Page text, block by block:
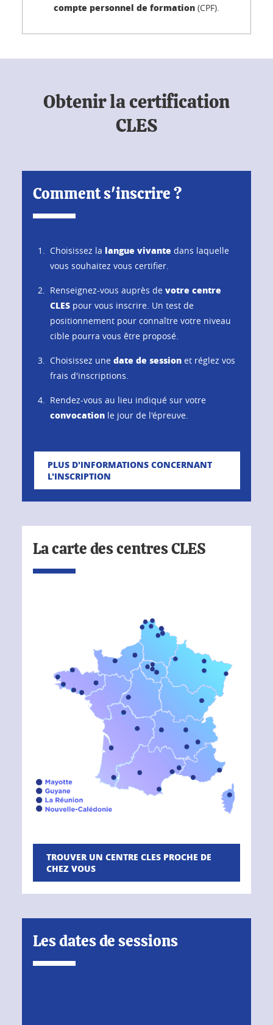
compte personnel de formation (CPF).
Obtenir la certification
CLES
Comment s'inscrire ?
Choisissez la langue vivante dans laquelle
vous souhaitez vous certifier.
Renseignez-vous auprès de votre centre
CLES pour vous inscrire. Un test de
positionnement pour connaître votre niveau
cible pourra vous être proposé.
Choisissez une date de session et réglez vos
frais d'inscriptions.
Rendez-vous au lieu indiqué sur votre
convocation le jour de l'épreuve.
PLUS D'INFORMATIONS CONCERNANT
L'INSCRIPTION
La carte des centres CLES
TROUVER UN CENTRE CLES PROCHE DE
CHEZ VOUS
Les dates de sessions